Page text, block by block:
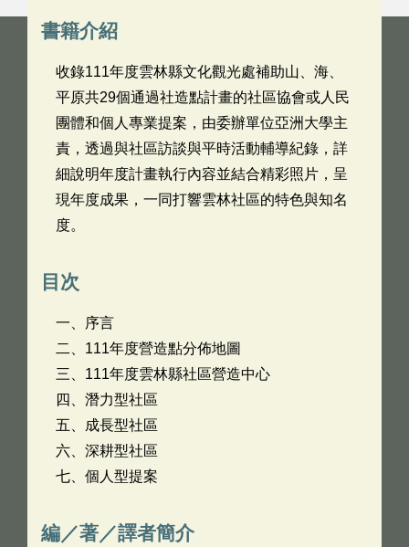
書籍介紹
收錄111年度雲林縣文化觀光處補助山、海、
平原共29個通過社造點計畫的社區協會或人民
團體和個人專業提案，由委辦單位亞洲大學主
責，透過與社區訪談與平時活動輔導紀錄，詳
細說明年度計畫執行內容並結合精彩照片，呈
現年度成果，一同打響雲林社區的特色與知名
度。
目次
一、序言
二、111年度營造點分佈地圖
三、111年度雲林縣社區營造中心
四、潛力型社區
五、成長型社區
六、深耕型社區
七、個人型提案
編／著／譯者簡介